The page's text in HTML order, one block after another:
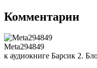
Комментарии
Meta294849
к аудиокниге Барсик 2.